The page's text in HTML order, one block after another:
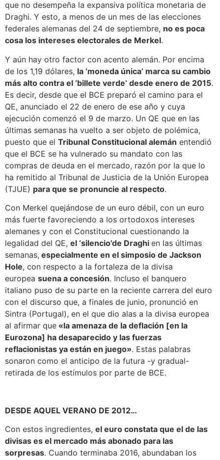
que no desempeña la expansiva política monetaria de
Draghi. Y esto, a menos de un mes de las elecciones
federales alemanas del 24 de septiembre, no es poca
cosa los intereses electorales de Merkel.
Y aún hay otro factor con acento alemán. Por encima
de los 1,19 dólares, la ‘moneda única’ marca su cambio
más alto contra el ‘billete verde’ desde enero de 2015.
Es decir, desde que el BCE preparó el camino para el
QE, anunciado el 22 de enero de ese año y cuya
ejecución comenzó el 9 de marzo. Un QE que en las
últimas semanas ha vuelto a ser objeto de polémica,
puesto que el Tribunal Constitucional alemán entendió
que el BCE se ha vulnerado su mandato con las
compras de deuda en el mercado, razón por la que lo
ha remitido al Tribunal de Justicia de la Unión Europea
(TJUE) para que se pronuncie al respecto.
Con Merkel quejándose de un euro débil, con un euro
más fuerte favoreciendo a los ortodoxos intereses
alemanes y con el Constitucional cuestionando la
legalidad del QE, el ‘silencio’de Draghi en las últimas
semanas, especialmente en el simposio de Jackson
Hole, con respecto a la fortaleza de la divisa
europea suena a concesión. Incluso el banquero
italiano puso de su parte en la reciente carrera del euro
con el discurso que, a finales de junio, pronunció en
Sintra (Portugal), en el que dio alas a la divisa europea
al afirmar que «la amenaza de la deflación [en la
Eurozona] ha desaparecido y las fuerzas
reflacionistas ya están en juego». Estas palabras
sonaron como el anticipo de la futura -y gradual-
retirada de los estímulos por parte de BCE.
DESDE AQUEL VERANO DE 2012…
Con estos ingredientes, el euro constata que el de las
divisas es el mercado más abonado para las
sorpresas. Cuando terminaba 2016, abundaban los